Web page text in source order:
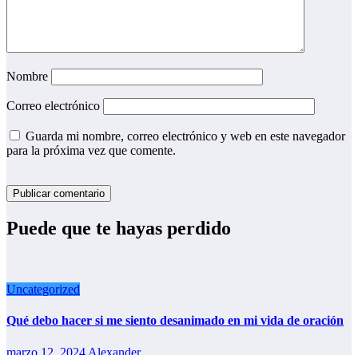
Nombre
Correo electrónico
Guarda mi nombre, correo electrónico y web en este navegador
para la próxima vez que comente.
Puede que te hayas perdido
Uncategorized
Qué debo hacer si me siento desanimado en mi vida de oración
marzo 12, 2024 Alexander